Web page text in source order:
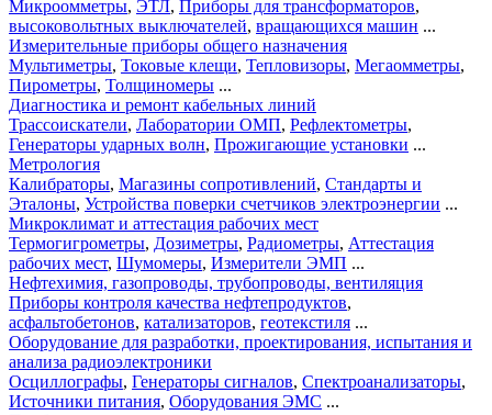
Микроомметры, ЭТЛ, Приборы для трансформаторов,
высоковольтных выключателей, вращающихся машин ...
Измерительные приборы общего назначения
Мультиметры, Токовые клещи, Тепловизоры, Мегаомметры,
Пирометры, Толщиномеры ...
Диагностика и ремонт кабельных линий
Трассоискатели, Лаборатории ОМП, Рефлектометры,
Генераторы ударных волн, Прожигающие установки ...
Метрология
Калибраторы, Магазины сопротивлений, Стандарты и
Эталоны, Устройства поверки счетчиков электроэнергии ...
Микроклимат и аттестация рабочих мест
Термогигрометры, Дозиметры, Радиометры, Аттестация
рабочих мест, Шумомеры, Измерители ЭМП ...
Нефтехимия, газопроводы, трубопроводы, вентиляция
Приборы контроля качества нефтепродуктов,
асфальтобетонов, катализаторов, геотекстиля ...
Оборудование для разработки, проектирования, испытания и
анализа радиоэлектроники
Осциллографы, Генераторы сигналов, Спектроанализаторы,
Источники питания, Оборудования ЭМС ...